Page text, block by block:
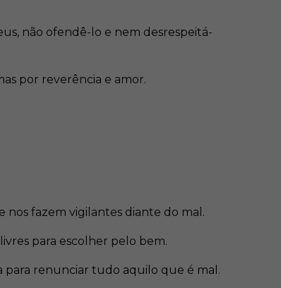
não ofendê-lo e nem desrespeitá-
por reverência e amor.
nos fazem vigilantes diante do mal.
para escolher pelo bem.
para renunciar tudo aquilo que é mal.